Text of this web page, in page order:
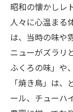
昭和の懐かしレ
人々に心温まる
は、当時の味や
ニューがズラリ
ふくろの味」や
「焼き鳥」は
ール、チューハ